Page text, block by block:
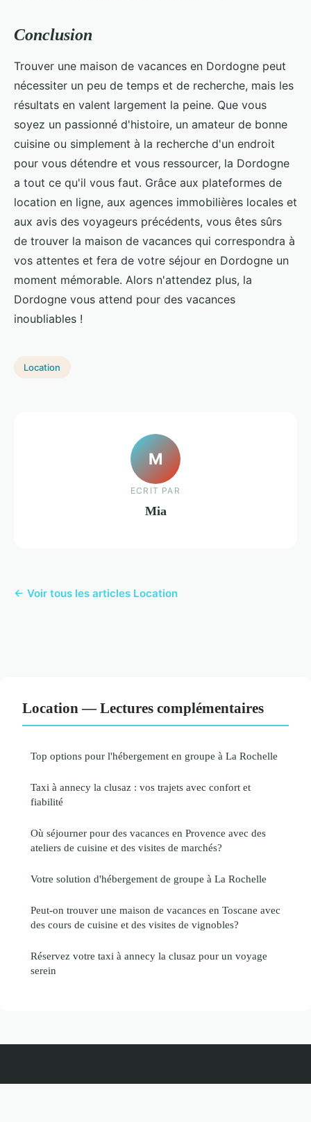
Conclusion
Trouver une maison de vacances en Dordogne peut
nécessiter un peu de temps et de recherche, mais les
résultats en valent largement la peine. Que vous
soyez un passionné d'histoire, un amateur de bonne
cuisine ou simplement à la recherche d'un endroit
pour vous détendre et vous ressourcer, la Dordogne
a tout ce qu'il vous faut. Grâce aux plateformes de
location en ligne, aux agences immobilières locales et
aux avis des voyageurs précédents, vous êtes sûrs
de trouver la maison de vacances qui correspondra à
vos attentes et fera de votre séjour en Dordogne un
moment mémorable. Alors n'attendez plus, la
Dordogne vous attend pour des vacances
inoubliables !
Location
M
ECRIT PAR
Mia
← Voir tous les articles Location
Location — Lectures complémentaires
Top options pour l'hébergement en groupe à La Rochelle
Taxi à annecy la clusaz : vos trajets avec confort et
fiabilité
Où séjourner pour des vacances en Provence avec des
ateliers de cuisine et des visites de marchés?
Votre solution d'hébergement de groupe à La Rochelle
Peut-on trouver une maison de vacances en Toscane avec
des cours de cuisine et des visites de vignobles?
Réservez votre taxi à annecy la clusaz pour un voyage
serein